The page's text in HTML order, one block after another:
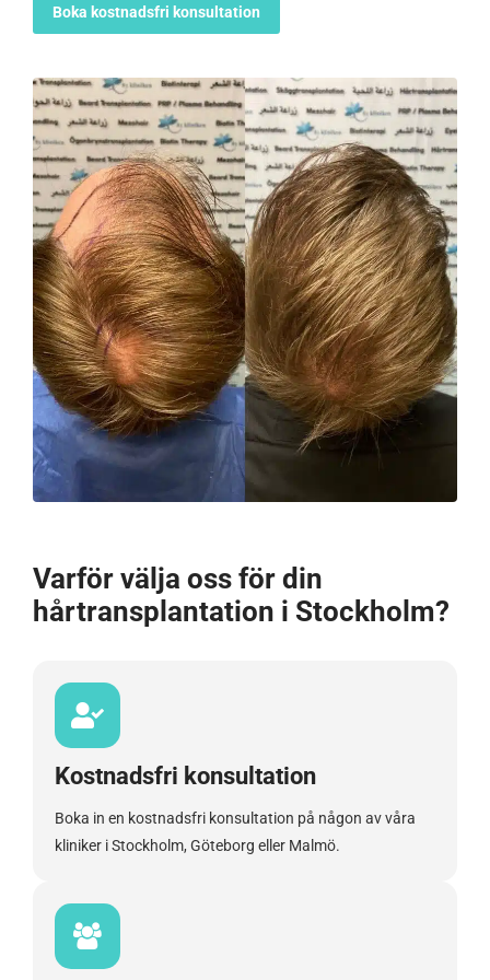
Boka kostnadsfri konsultation
Varför välja oss för din
hårtransplantation i Stockholm?
Kostnadsfri konsultation
Boka in en kostnadsfri konsultation på någon av våra
kliniker i Stockholm, Göteborg eller Malmö.